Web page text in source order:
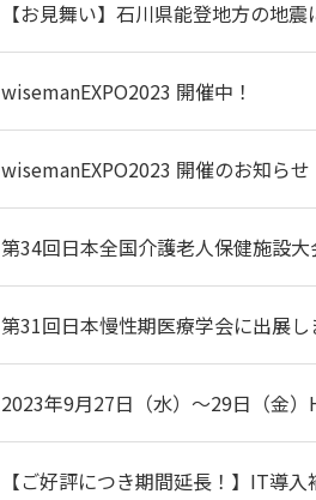
【お見舞い】石川県能登地方の地
wisemanEXPO2023 開催中！
wisemanEXPO2023 開催のお知らせ
第34回日本全国介護老人保健施設
第31回日本慢性期医療学会に出展し
2023年9月27日（水）～29日（金
【ご好評につき期間延長！】IT導